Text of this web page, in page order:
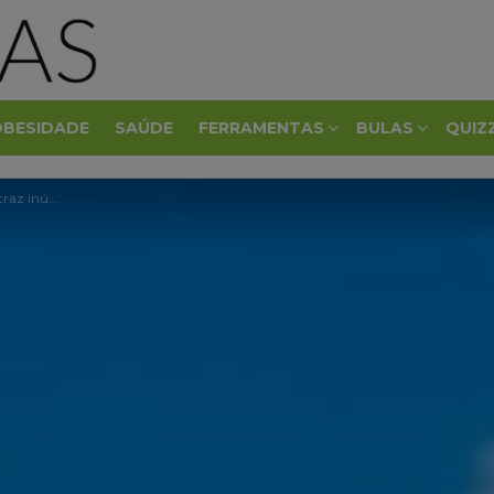
SAÚDE FERRAMENTAS BULAS
emagrecer